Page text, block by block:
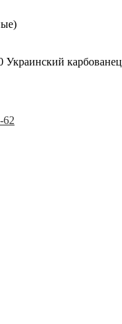
Украинский карбованец